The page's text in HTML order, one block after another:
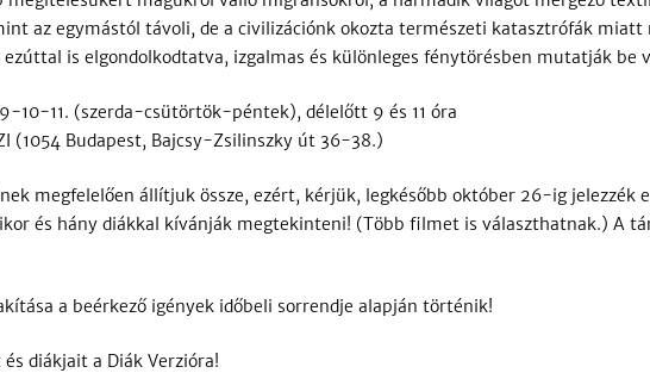
az egymástól távoli, de a civilizációnk okozta természeti katasztrófák miatt
is elgondolkodtatva, izgalmas és különleges fénytörésben mutatják be
10-11. (szerda-csütörtök-péntek), délelőtt 9 és 11 óra
(1054 Budapest, Bajcsy-Zsilinszky út 36-38.)
megfelelően állítjuk össze, ezért, kérjük, legkésőbb október 26-ig jelezzék
és hány diákkal kívánják megtekinteni! (Több filmet is választhatnak.) A
a beérkező igények időbeli sorrendje alapján történik!
diákjait a Diák Verzióra!